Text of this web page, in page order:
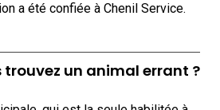
a été confiée à Chenil Service.
trouvez un animal errant ?